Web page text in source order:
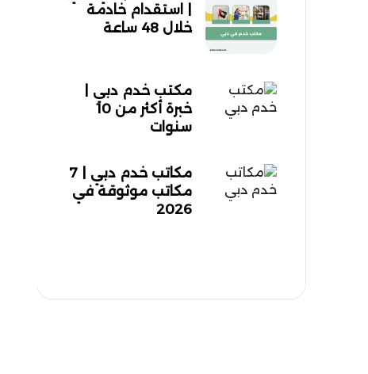
| استقدام خادمة
خلال 48 ساعة
مكتب خدم دبي |
خبرة أكثر من 10
سنوات
مكاتب خدم دبي | 7
مكاتب موثوقة في
2026